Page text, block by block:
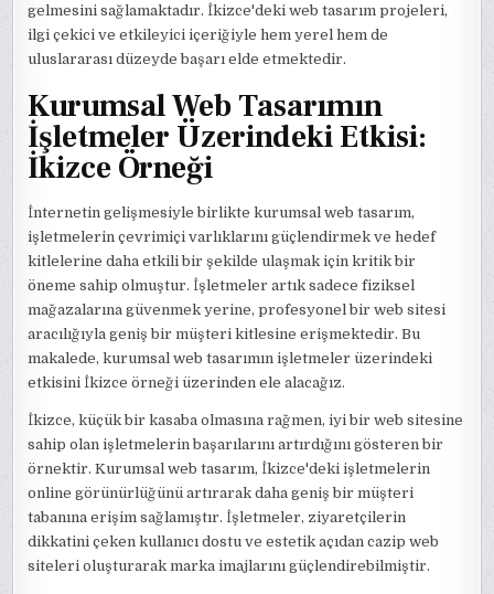
gelmesini sağlamaktadır. İkizce'deki web tasarım projeleri,
ilgi çekici ve etkileyici içeriğiyle hem yerel hem de
uluslararası düzeyde başarı elde etmektedir.
Kurumsal Web Tasarımın
İşletmeler Üzerindeki Etkisi:
İkizce Örneği
İnternetin gelişmesiyle birlikte kurumsal web tasarım,
işletmelerin çevrimiçi varlıklarını güçlendirmek ve hedef
kitlelerine daha etkili bir şekilde ulaşmak için kritik bir
öneme sahip olmuştur. İşletmeler artık sadece fiziksel
mağazalarına güvenmek yerine, profesyonel bir web sitesi
aracılığıyla geniş bir müşteri kitlesine erişmektedir. Bu
makalede, kurumsal web tasarımın işletmeler üzerindeki
etkisini İkizce örneği üzerinden ele alacağız.
İkizce, küçük bir kasaba olmasına rağmen, iyi bir web sitesine
sahip olan işletmelerin başarılarını artırdığını gösteren bir
örnektir. Kurumsal web tasarım, İkizce'deki işletmelerin
online görünürlüğünü artırarak daha geniş bir müşteri
tabanına erişim sağlamıştır. İşletmeler, ziyaretçilerin
dikkatini çeken kullanıcı dostu ve estetik açıdan cazip web
siteleri oluşturarak marka imajlarını güçlendirebilmiştir.